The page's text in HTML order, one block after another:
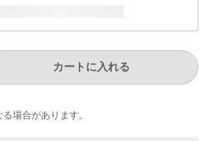
カートに入れる
場合が​あります。